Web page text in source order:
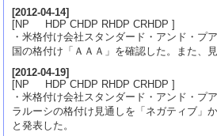
[2012-04-14]
[NP HDP CHDP RHDP CRHDP ]
・米格付け会社スタンダード・アンド・プ
国の格付け「ＡＡＡ」を確認した。また、
[2012-04-19]
[NP HDP CHDP RHDP CRHDP ]
・米格付け会社スタンダード・アンド・プ
ラルーシの格付け見通しを「ネガティブ」
と発表した。